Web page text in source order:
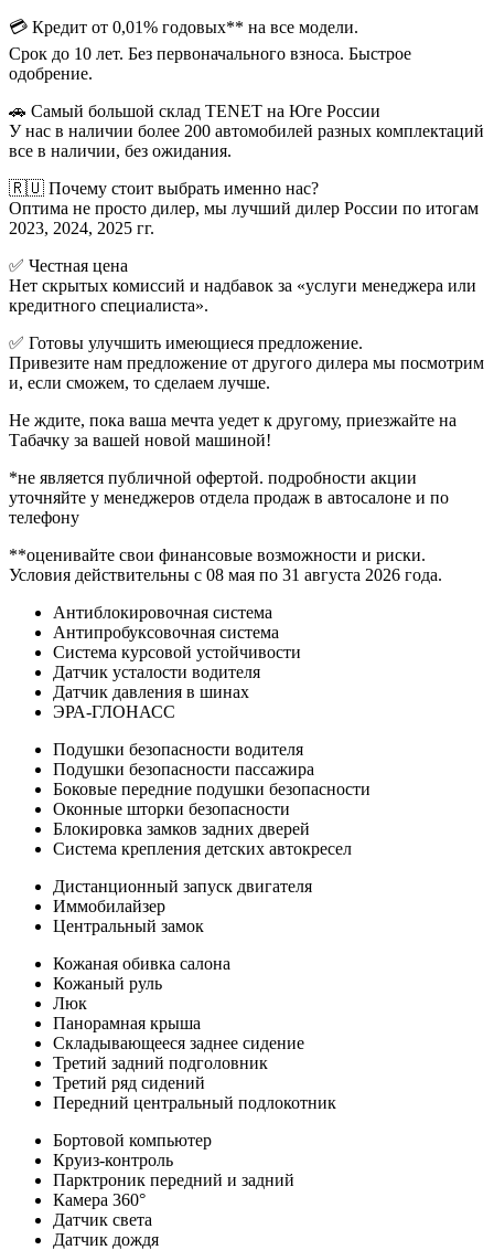
💳 Кредит от 0,01% годовых** на все модели.
Срок до 10 лет. Без первоначального взноса. Быстрое
одобрение.
🚗 Самый большой склад TENET на Юге России
У нас в наличии более 200 автомобилей разных комплектаций
все в наличии, без ожидания.
🇷🇺 Почему стоит выбрать именно нас?
Оптима не просто дилер, мы лучший дилер России по итогам
2023, 2024, 2025 гг.
✅ Честная цена
Нет скрытых комиссий и надбавок за «услуги менеджера или
кредитного специалиста».
✅ Готовы улучшить имеющиеся предложение.
Привезите нам предложение от другого дилера мы посмотрим
и, если сможем, то сделаем лучше.
Не ждите, пока ваша мечта уедет к другому, приезжайте на
Табачку за вашей новой машиной!
*не является публичной офертой. подробности акции
уточняйте у менеджеров отдела продаж в автосалоне и по
телефону
**оценивайте свои финансовые возможности и риски.
Условия действительны с 08 мая по 31 августа 2026 года.
Антиблокировочная система
Антипробуксовочная система
Система курсовой устойчивости
Датчик усталости водителя
Датчик давления в шинах
ЭРА-ГЛОНАСС
Подушки безопасности водителя
Подушки безопасности пассажира
Боковые передние подушки безопасности
Оконные шторки безопасности
Блокировка замков задних дверей
Система крепления детских автокресел
Дистанционный запуск двигателя
Иммобилайзер
Центральный замок
Кожаная обивка салона
Кожаный руль
Люк
Панорамная крыша
Складывающееся заднее сидение
Третий задний подголовник
Третий ряд сидений
Передний центральный подлокотник
Бортовой компьютер
Круиз-контроль
Парктроник передний и задний
Камера 360°
Датчик света
Датчик дождя